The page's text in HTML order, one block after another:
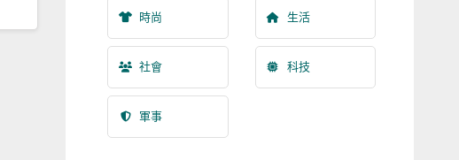
時尚 生活
社會 科技
軍事